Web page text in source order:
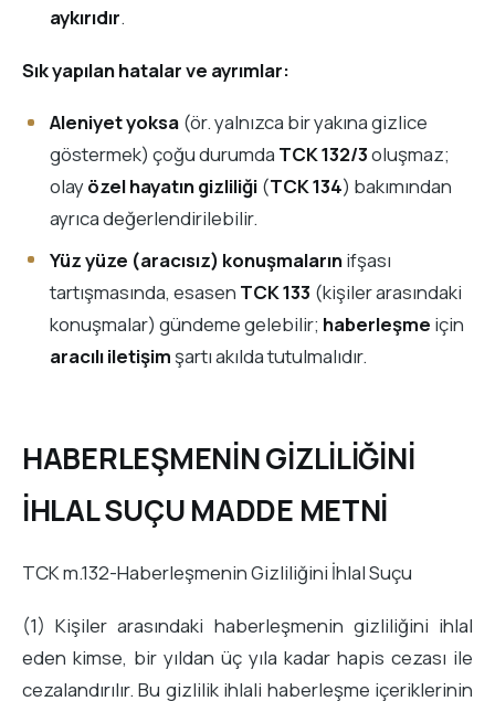
aykırıdır.
Sık yapılan hatalar ve ayrımlar:
Aleniyet yoksa(ör. yalnızca bir yakına gizlice
göstermek) çoğu durumda TCK 132/3oluşmaz;
olayözel hayatın gizliliği(TCK 134) bakımından
ayrıca değerlendirilebilir.
Yüz yüze (aracısız) konuşmalarınifşası
tartışmasında, esasen TCK 133 (kişiler arasındaki
konuşmalar) gündeme gelebilir; haberleşme için
aracılı iletişim şartı akılda tutulmalıdır.
HABERLEŞMENİN GİZLİLİĞİNİ
İHLAL SUÇU MADDE METNİ
TCK m.132-Haberleşmenin Gizliliğini İhlal Suçu
(1) Kişiler arasındaki haberleşmenin gizliliğini ihlal
eden kimse, bir yıldan üç yıla kadar hapis cezası ile
cezalandırılır. Bu gizlilik ihlali haberleşme içeriklerinin